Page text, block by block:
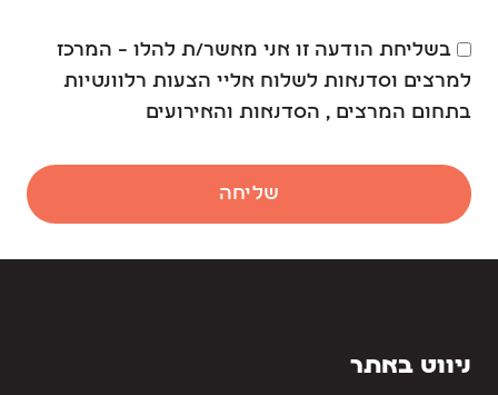
בשליחת הודעה זו אני מאשר/ת להלו – המרכז
למרצים וסדנאות לשלוח אליי הצעות רלוונטיות
בתחום המרצים , הסדנאות והאירועים
שליחה
ניווט באתר